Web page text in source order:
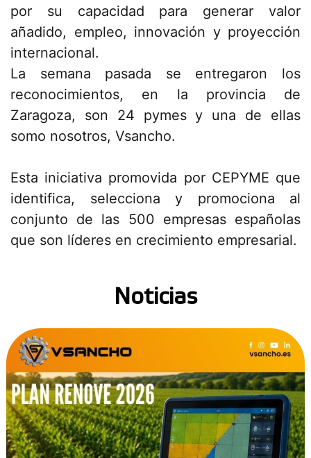
por su capacidad para generar valor
añadido, empleo, innovación y proyección
internacional.
La semana pasada se entregaron los
reconocimientos, en la provincia de
Zaragoza, son 24 pymesy una de ellas
somo nosotros, Vsancho.
Esta iniciativa promovida por CEPYME que
identifica, selecciona y promociona al
conjunto de las 500 empresas españolas
que son líderes en crecimiento empresarial.
Noticias